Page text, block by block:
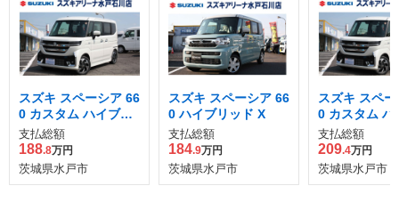
スズキ スペーシア 66
0 カスタム ハイブリ
ッド XS
支払総額
188.8万円
茨城県水戸市
スズキ スペーシア 66
0 ハイブリッド X
支払総額
184.9万円
茨城県水戸市
スズキ スペ
0 カスタム ハ
ッド XS
支払総額
209.4万円
茨城県水戸市